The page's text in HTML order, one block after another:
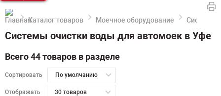
Каталог товаров Моечное оборудование Системы
Системы очистки воды для автомоек в Уфе
Всего 44 товаров в разделе
Сортировать По умолчанию
Отображать 30 товаров